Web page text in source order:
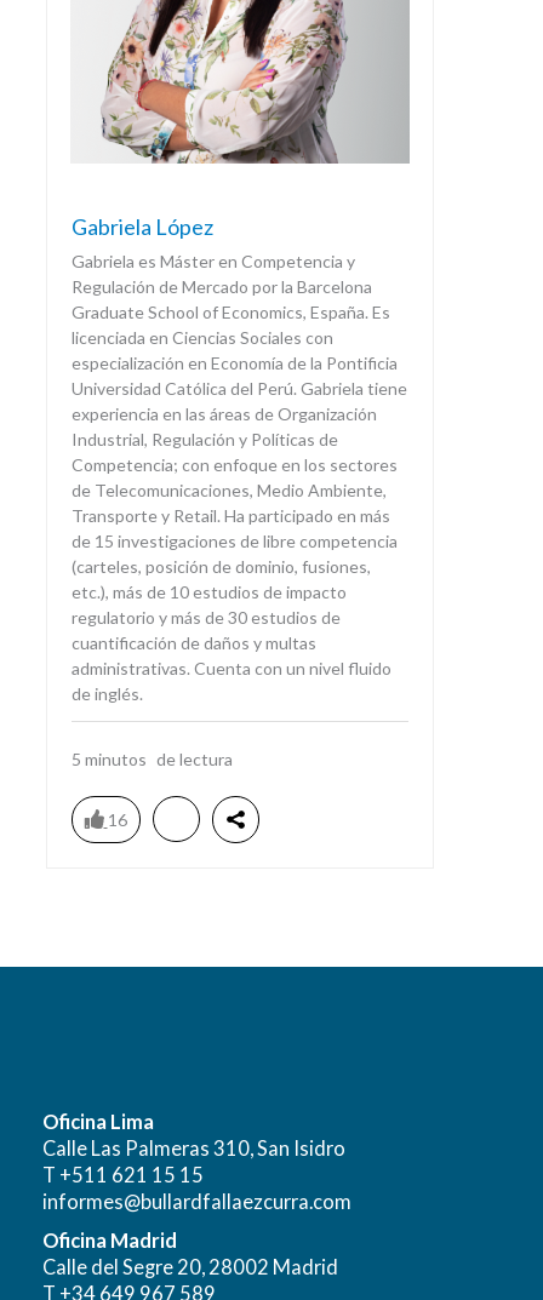
Gabriela López
Gabriela es Máster en Competencia y
Regulación de Mercado por la Barcelona
Graduate School of Economics, España. Es
licenciada en Ciencias Sociales con
especialización en Economía de la Pontificia
Universidad Católica del Perú. Gabriela tiene
experiencia en las áreas de Organización
Industrial, Regulación y Políticas de
Competencia; con enfoque en los sectores
de Telecomunicaciones, Medio Ambiente,
Transporte y Retail. Ha participado en más
de 15 investigaciones de libre competencia
(carteles, posición de dominio, fusiones,
etc.), más de 10 estudios de impacto
regulatorio y más de 30 estudios de
cuantificación de daños y multas
administrativas. Cuenta con un nivel fluido
de inglés.
5 minutos
16
Oficina Lima
Calle Las Palmeras 310, San Isidro
T +511 621 15 15
informes@bullardfallaezcurra.com
Oficina Madrid
Calle del Segre 20, 28002 Madrid
T +34 649 967 589